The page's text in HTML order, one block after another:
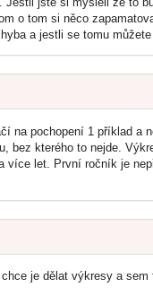
o tom si něco
a jestli se tomu
na pochopení 1 příklad a
bez kterého to nejde.
let. První ročník je
je dělat výkresy a